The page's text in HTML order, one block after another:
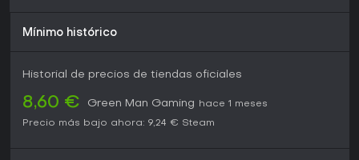
Mínimo histórico
Historial de precios de tiendas oficiales
8,60 € Green Man Gaming
hace 1 meses
Precio más bajo ahora: 9,24 € Steam